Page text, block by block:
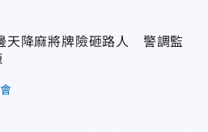
天降麻將牌險砸路人 警調監